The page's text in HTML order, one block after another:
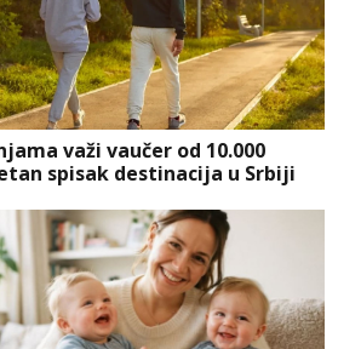
važi vaučer od 10.000
spisak destinacija u Srbiji